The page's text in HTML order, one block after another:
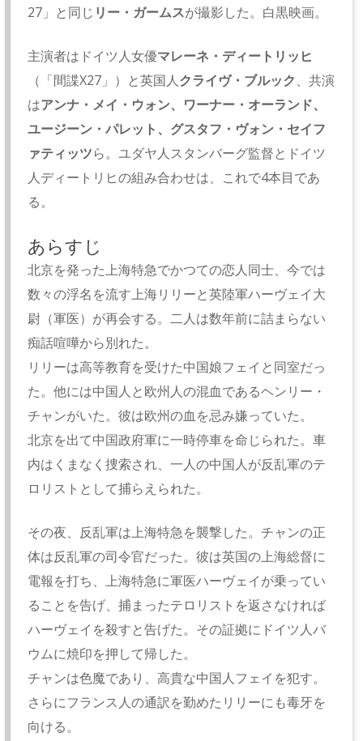
27」と同じ リー・ガームスが撮影した。白黒映画。
主演者はドイツ人女優マレーネ・ディートリッヒ
（「間諜X27」）と英国人クライヴ・ブルック、共演
はアンナ・メイ・ウォン、ワーナー・オーランド、
ユージーン・パレット、グスタフ・ヴォン・セイフ
ァティッツら。ユダヤ人スタンバーグ監督とドイツ
人ディートリヒの組み合わせは、これで4本目であ
る。
あらすじ
北京を発った上海特急でかつての恋人同士、今では
数々の浮名を流す上海リリーと英陸軍ハーヴェイ大
尉（軍医）が再会する。二人は数年前に詰まらない
痴話喧嘩から別れた。
リリーは高等教育を受けた中国娘フェイと同室だっ
た。他には中国人と欧州人の混血であるヘンリー・
チャンがいた。彼は欧州の血を忌み嫌っていた。
北京を出て中国政府軍に一時停車を命じられた。車
内はくまなく捜索され、一人の中国人が反乱軍のテ
ロリストとして捕らえられた。
その夜、反乱軍は上海特急を襲撃した。チャンの正
体は反乱軍の司令官だった。彼は英国の上海総督に
電報を打ち、上海特急に軍医ハーヴェイが乗ってい
ることを告げ、捕まったテロリストを返さなければ
ハーヴェイを殺すと告げた。その証拠にドイツ人バ
ウムに焼印を押して帰した。
チャンは色魔であり、高貴な中国人フェイを犯す。
さらにフランス人の通訳を勤めたリリーにも毒牙を
向ける。